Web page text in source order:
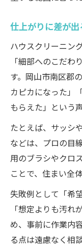
仕上がりに差が
ハウスクリーニン
「細部へのこだ
す。岡山市南区郡
カピカになった」
もらえた」という
たとえば、サッシ
などは、プロの目
用のブラシやクロ
ことで、住まい全
失敗例として「希
「想定よりも汚れ
め、事前に作業内
る点は遠慮なく相